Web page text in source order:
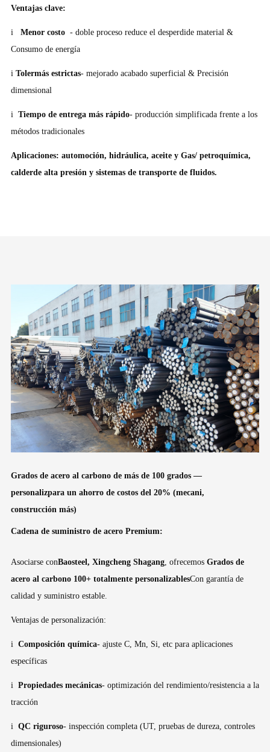
Ventajas clave:
i Menor costo - doble proceso reduce el desperdide material &
Consumo de energía
i Tolermás estrictas- mejorado acabado superficial & Precisión
dimensional
i Tiempo de entrega más rápido- producción simplificada frente a los
métodos tradicionales
Aplicaciones: automoción, hidráulica, aceite y Gas/ petroquímica,
calderde alta presión y sistemas de transporte de fluidos.
Grados de acero al carbono de más de 100 grados —
personalizpara un ahorro de costos del 20% (mecani,
construcción más)
Cadena de suministro de acero Premium:
Asociarse conBaosteel, Xingcheng Shagang, ofrecemos Grados de
acero al carbono 100+ totalmente personalizablesCon garantía de
calidad y suministro estable.
Ventajas de personalización:
i Composición química- ajuste C, Mn, Si, etc para aplicaciones
específicas
i Propiedades mecánicas- optimización del rendimiento/resistencia a la
tracción
i QC riguroso- inspección completa (UT, pruebas de dureza, controles
dimensionales)